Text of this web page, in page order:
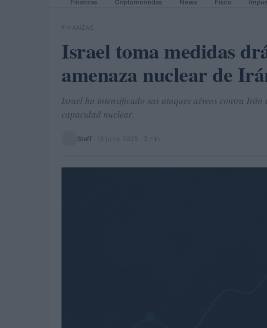
Finanzas Criptomonedas News Fisco
FINANZAS
Israel toma medidas
amenaza nuclear de
Israel ha intensificado sus ataques aéreos contra
capacidad nuclear.
Staff 15 junio 2025 · 3 min